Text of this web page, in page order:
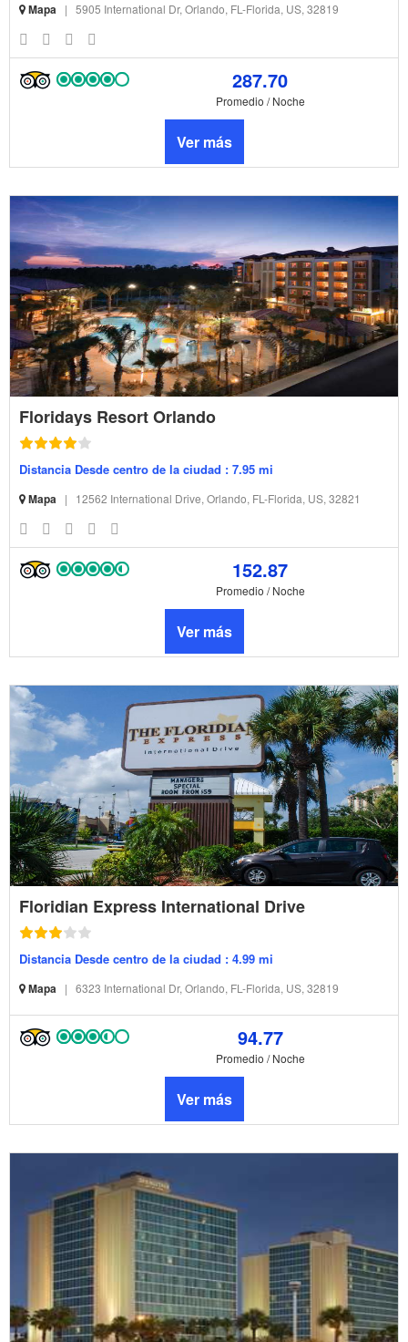
Mapa | 5905 International Dr, Orlando, FL-Florida, US, 32819
287.70
Promedio / Noche
Ver más
Floridays Resort Orlando
Distancia Desde centro de la ciudad : 7.95 mi
Mapa | 12562 International Drive, Orlando, FL-Florida, US, 32821
152.87
Promedio / Noche
Ver más
Floridian Express International Drive
Distancia Desde centro de la ciudad : 4.99 mi
Mapa | 6323 International Dr, Orlando, FL-Florida, US, 32819
94.77
Promedio / Noche
Ver más